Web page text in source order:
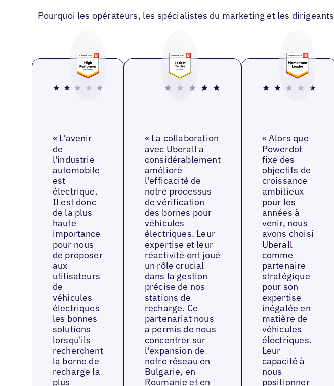
Pourquoi les opérateurs, les spécialistes du marketing et les dirigeants
« L'avenir
de
l'industrie
automobile
est
électrique.
Il est donc
de la plus
haute
importance
pour nous
de proposer
aux
utilisateurs
de
véhicules
électriques
les bonnes
solutions
lorsqu'ils
recherchent
la borne de
recharge la
plus
« La collaboration
avec Uberall a
considérablement
amélioré
l'efficacité de
notre processus
de vérification
des bornes pour
véhicules
électriques. Leur
expertise et leur
réactivité ont joué
un rôle crucial
dans la gestion
précise de nos
stations de
recharge. Ce
partenariat nous
a permis de nous
concentrer sur
l'expansion de
notre réseau en
Bulgarie, en
Roumanie et en
« Alors que
Powerdot
fixe des
objectifs de
croissance
ambitieux
pour les
années à
venir, nous
avons choisi
Uberall
comme
partenaire
stratégique
pour son
expertise
inégalée en
matière de
véhicules
électriques.
Leur
capacité à
nous
positionner